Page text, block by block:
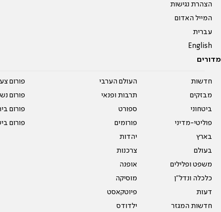
הצהרת נגישות
המייל האדום
עברית
English
מדורים
חדשות
מבזקים
ביטחוני
פוליטי-מדיני
בארץ
בעולם
משפט ופלילים
כלכלה ונדל"ן
דעות
חדשות המגזר
העולם הערבי
תרבות ופנאי
ספורט
פורומים
יהדות
צרכנות
אופנה
מוסיקה
פיוטקאסט
ילדודס
פורום
פורום
פורום
פורום